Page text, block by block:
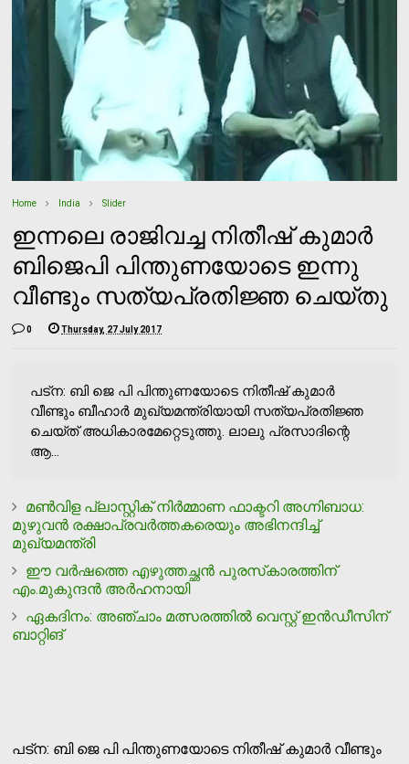
Home India Slider
ഇന്നലെ രാജിവച്ച നിതീഷ് കുമാര്‍
ബിജെപി പിന്തുണയോടെ ഇന്നു
വീണ്ടും സത്യപ്രതിജ്ഞ ചെയ്തു
0 Thursday, 27 July 2017
പട്‌ന: ബി ജെ പി പിന്തുണയോടെ നിതീഷ് കുമാര്‍
വീണ്ടും ബീഹാര്‍ മുഖ്യമന്ത്രിയായി സത്യപ്രതിജ്ഞ
ചെയ്ത് അധികാരമേറ്റെടുത്തു. ലാലു പ്രസാദിന്റെ
ആ...
മണ്‍വിള പ്ലാസ്റ്റിക് നിര്‍മ്മാണ ഫാക്ടറി അഗ്നിബാധ:
മുഴുവന്‍ രക്ഷാപ്രവര്‍ത്തകരെയും അഭിനന്ദിച്ച്
മുഖ്യമന്ത്രി
ഈ വര്‍ഷത്തെ എഴുത്തച്ഛന്‍ പുരസ്‌കാരത്തിന്
എം.മുകുന്ദന്‍ അര്‍ഹനായി
ഏകദിനം: അഞ്ചാം മത്സരത്തില്‍ വെസ്റ്റ് ഇന്‍ഡീസിന്
ബാറ്റിങ്
പട്‌ന: ബി ജെ പി പിന്തുണയോടെ നിതീഷ് കുമാര്‍ വീണ്ടും